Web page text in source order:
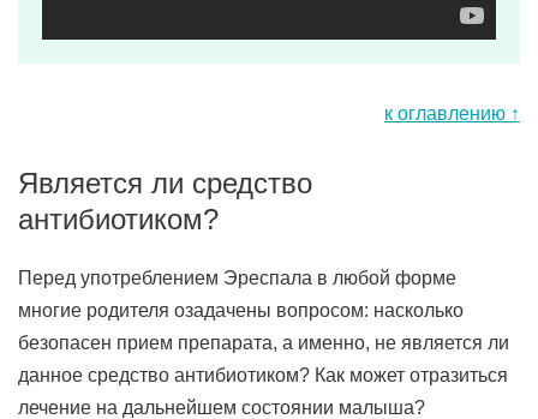
к оглавлению ↑
Является ли средство
антибиотиком?
Перед употреблением Эреспала в любой форме
многие родителя озадачены вопросом: насколько
безопасен прием препарата, а именно, не является ли
данное средство антибиотиком? Как может отразиться
лечение на дальнейшем состоянии малыша?